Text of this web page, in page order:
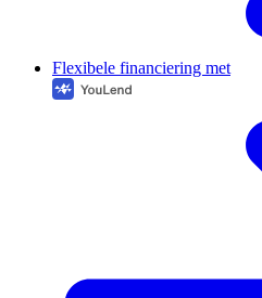
Flexibele financiering met